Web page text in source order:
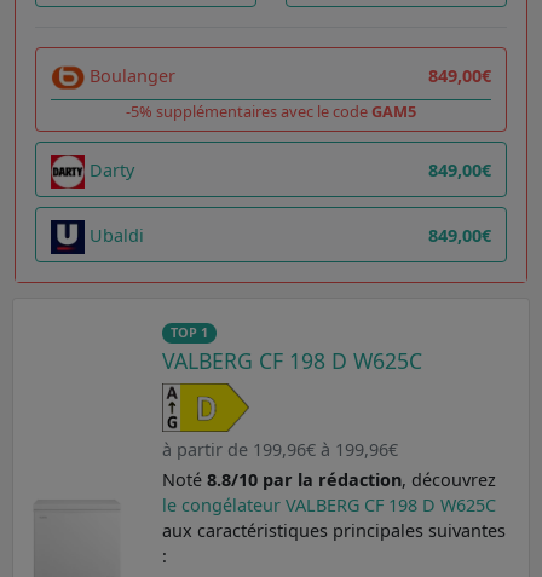
Boulanger 849,00€
-5% supplémentaires avec le code GAM5
Darty 849,00€
Ubaldi 849,00€
TOP 1
VALBERG CF 198 D W625C
à partir de 199,96€ à 199,96€
Noté 8.8/10 par la rédaction, découvrez
le congélateur VALBERG CF 198 D W625C
aux caractéristiques principales suivantes
: